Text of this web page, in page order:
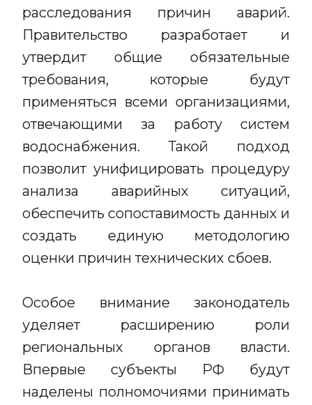
расследования причин аварий.
Правительство разработает и
утвердит общие обязательные
требования, которые будут
применяться всеми организациями,
отвечающими за работу систем
водоснабжения. Такой подход
позволит унифицировать процедуру
анализа аварийных ситуаций,
обеспечить сопоставимость данных и
создать единую методологию
оценки причин технических сбоев.
Особое внимание законодатель
уделяет расширению роли
региональных органов власти.
Впервые субъекты РФ будут
наделены полномочиями принимать